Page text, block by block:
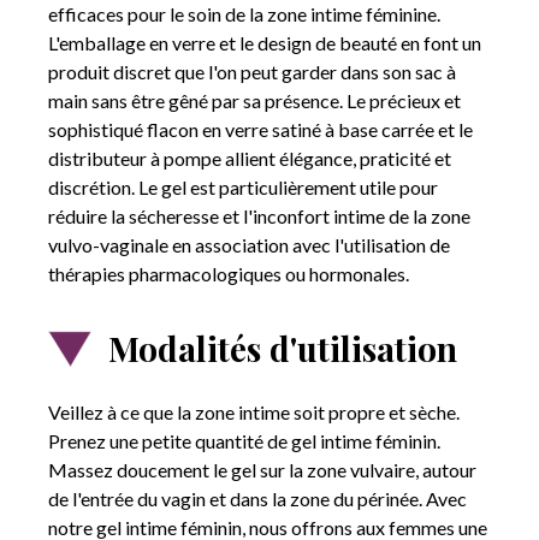
efficaces pour le soin de la zone intime féminine.
L'emballage en verre et le design de beauté en font un
produit discret que l'on peut garder dans son sac à
main sans être gêné par sa présence. Le précieux et
sophistiqué flacon en verre satiné à base carrée et le
distributeur à pompe allient élégance, praticité et
discrétion. Le gel est particulièrement utile pour
réduire la sécheresse et l'inconfort intime de la zone
vulvo-vaginale en association avec l'utilisation de
thérapies pharmacologiques ou hormonales.
Modalités d'utilisation
Veillez à ce que la zone intime soit propre et sèche.
Prenez une petite quantité de gel intime féminin.
Massez doucement le gel sur la zone vulvaire, autour
de l'entrée du vagin et dans la zone du périnée. Avec
notre gel intime féminin, nous offrons aux femmes une